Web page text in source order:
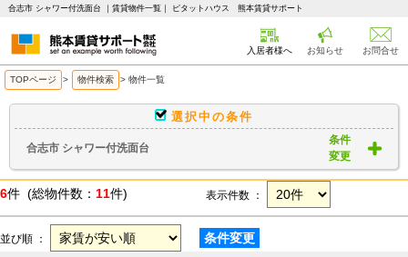
合志市 シャワー付洗面台 ｜賃貸物件一覧｜ ピタットハウス 熊本賃貸サポート
入居者様へ お知らせ お問合せ
TOPページ > 物件検索 > 物件一覧
選択中の条件
合志市 シャワー付洗面台
条件
変更
6件 (総物件数： 11件) 表示件数 ：
並び順 ： 条件変更